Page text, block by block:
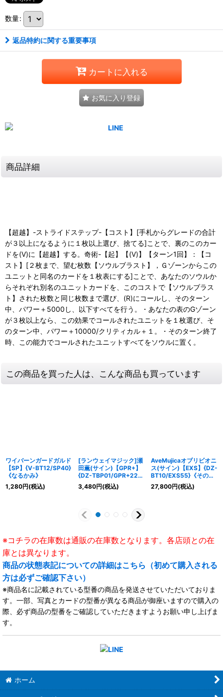
数量:
返品特約に関する重要事項
カートに入れる
お気に入り登録
商品詳細
【超越】-ストライドステップ-【コスト】[手札からグレードの合計
が３以上になるように１枚以上選び、捨てる]ことで、裏のこのカー
ドを(V)に【超越】する。奇術-【起】【(V)】【ターン1回】：【コ
スト】[２枚まで、望む枚数【ソウルブラスト】，Ｇゾーンからこの
ユニットと同名のカードを１枚表にする]ことで、あなたのソウルか
らそれぞれ別名のユニットカードを、このコストで【ソウルブラス
ト】された枚数と同じ枚数まで選び、(R)にコールし、そのターン
中、パワー＋5000し、以下すべてを行う。・あなたの表のGゾーン
が３枚以上なら、この効果でコールされたユニットを１枚選び、そ
のターン中、パワー＋10000/クリティカル＋１。・そのターン終了
時、この能力でコールされたユニットすべてをソウルに置く。
この商品を買った人は、こんな商品も買っています
ワイバーンガードガルド
【SP】{V-BT12/SP40}
《なるかみ》
1,280円(税込)
[ランウェイマジック]瀬
田薫(サイン)【GPR+】
{DZ-TBP01/GPR+22}
《BanGDream!》
3,480円(税込)
AveMujicaオブリビオニ
ス(サイン)【EXS】{DZ-
BT10/EXS55}《その
他》
27,800円(税込)
※コチラの在庫数は通販の在庫数となります。各店頭との在
庫とは異なります。
商品の状態表記についての詳細はこちら（初めて購入される
方は必ずご確認下さい）
※商品名に記載されている型番の商品を発送させていただいておりま
す。一部、写真とカードの型番が異なる商品が御座いますので購入の
際、必ず商品の型番をご確認していただきますようお願い申し上げま
す。
ホーム